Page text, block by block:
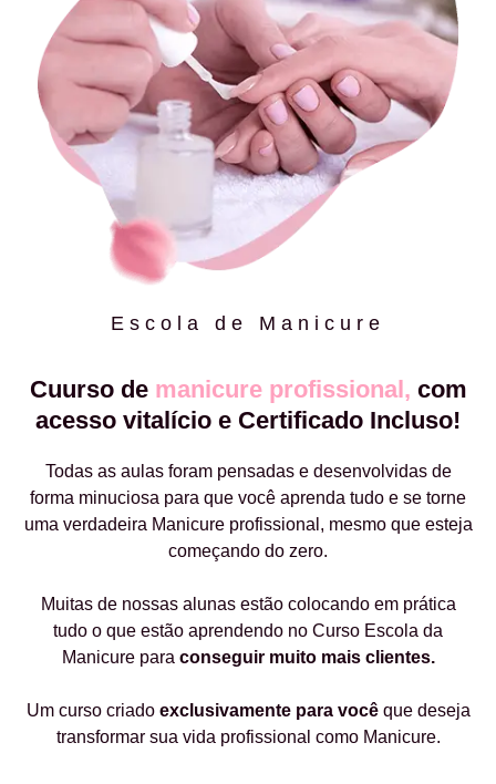
Escola de Manicure
Cuurso de manicure profissional, com
acesso vitalício e Certificado Incluso!
Todas as aulas foram pensadas e desenvolvidas de
forma minuciosa para que você aprenda tudo e se torne
uma verdadeira Manicure profissional, mesmo que esteja
começando do zero.
Muitas de nossas alunas estão colocando em prática
tudo o que estão aprendendo no Curso Escola da
Manicure para conseguir muito mais clientes.
Um curso criado exclusivamente para vocêque deseja
transformar sua vida profissional como Manicure.